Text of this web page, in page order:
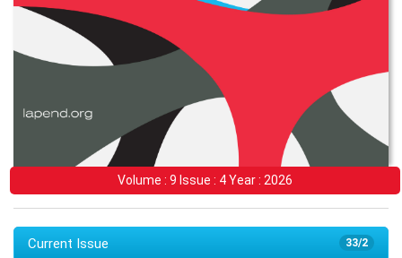
Volume : 9 Issue : 4 Year : 2026
33/2
Current Issue